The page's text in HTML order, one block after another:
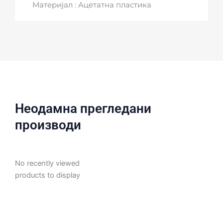
Материјал : Ацетатна пластика
Неодамна прегледани
производи
No recently viewed
products to display